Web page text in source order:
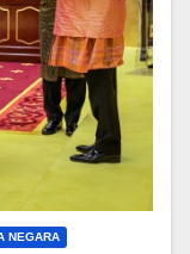
NEGARA